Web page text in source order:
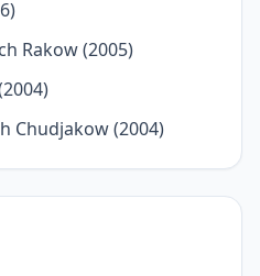
Rakow (2005)
Chudjakow (2004)